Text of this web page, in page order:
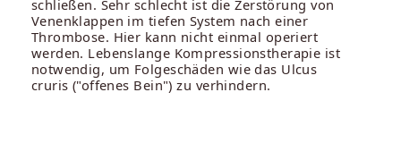
schließen. Sehr schlecht ist die Zerstörung von
Venenklappen im tiefen System nach einer
Thrombose. Hier kann nicht einmal operiert
werden. Lebenslange Kompressionstherapie ist
notwendig, um Folgeschäden wie das Ulcus
cruris ("offenes Bein") zu verhindern.